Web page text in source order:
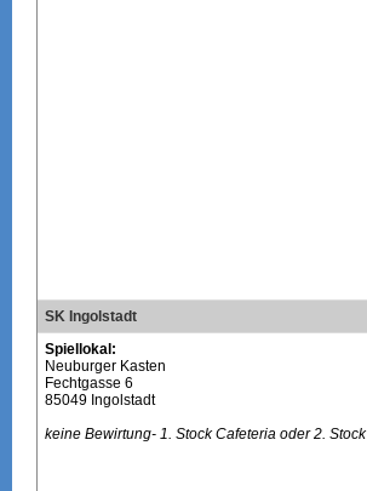
SK Ingolstadt
Spiellokal:
Neuburger Kasten
Fechtgasse 6
85049 Ingolstadt
keine Bewirtung- 1. Stock Cafeteria oder 2. Stock